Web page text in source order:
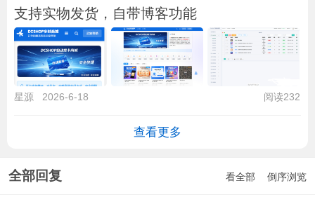
支持实物发货，自带博客功能
星源 2026-6-18 阅读232
查看更多
全部回复 看全部 倒序浏览